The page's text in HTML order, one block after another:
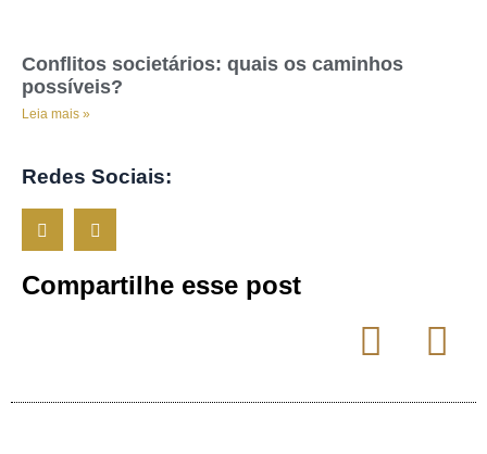
Conflitos societários: quais os caminhos
possíveis?
Leia mais »
Redes Sociais:
Compartilhe esse post